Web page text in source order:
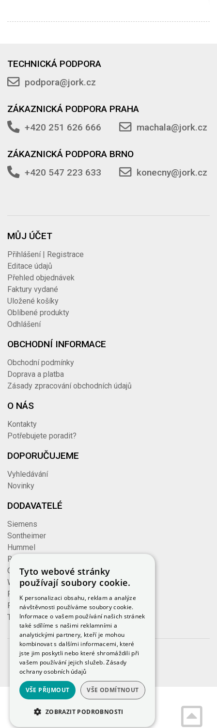
TECHNICKÁ PODPORA
podpora@jork.cz
ZÁKAZNICKÁ PODPORA PRAHA
+420 251 626 666
machala@jork.cz
ZÁKAZNICKÁ PODPORA BRNO
+420 547 223 633
konecny@jork.cz
MŮJ ÚČET
Přihlášení | Registrace
Editace údajů
Přehled objednávek
Faktury vydané
Uložené košíky
Oblíbené produkty
Odhlášení
OBCHODNÍ INFORMACE
Obchodní podmínky
Doprava a platba
Zásady zpracování obchodních údajů
O NÁS
Kontakty
Potřebujete poradit?
DOPORUČUJEME
Vyhledávání
Novinky
DODAVATELÉ
Siemens
Sontheimer
Hummel
Rose
Cembre
Wieland
Formzeug
Finder
TE Connectivity
© 2023, iKeloc
Tyto webové stránky
používají soubory cookie.
K personalizaci obsahu, reklam a analýze
návštěvnosti používáme soubory cookie.
Informace o vašem používání našich stránek
také sdílíme s našimi reklamními a
analytickými partnery, kteří je mohou
kombinovat s dalšími informacemi, které
jste jim poskytli nebo které shromáždili při
vašem používání jejich služeb.Zásady
ochrany osobních údajů
VŠE PŘIJMOUT VŠE ODMÍTNOUT
ZOBRAZIT PODROBNOSTI